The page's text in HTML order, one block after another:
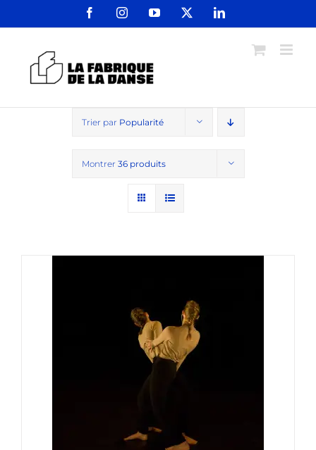
FacebookInstagramYouTube LinkedIn
Trier par Popularité
Montrer 36 produits